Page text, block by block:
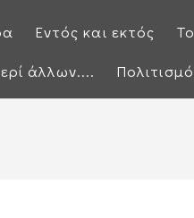
Εντός και εκτός
άλλων....